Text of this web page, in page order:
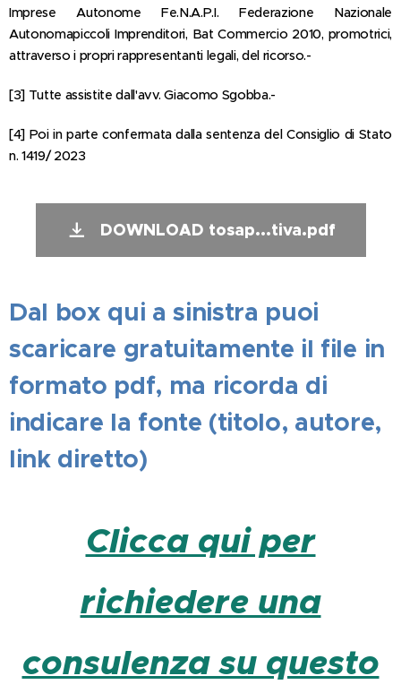
Imprese Autonome Fe.N.A.P.I. Federazione Nazionale
Autonomapiccoli Imprenditori, Bat Commercio 2010, promotrici,
attraverso i propri rappresentanti legali, del ricorso.-
[3] Tutte assistite dall'avv. Giacomo Sgobba.-
[4] Poi in parte confermata dalla sentenza del Consiglio di Stato
n. 1419/ 2023
DOWNLOAD tosap...tiva.pdf
Dal box qui a sinistra puoi
scaricare gratuitamente il file in
formato pdf, ma ricorda di
indicare la fonte (titolo, autore,
link diretto)
Clicca qui per
richiedere una
consulenza su questo